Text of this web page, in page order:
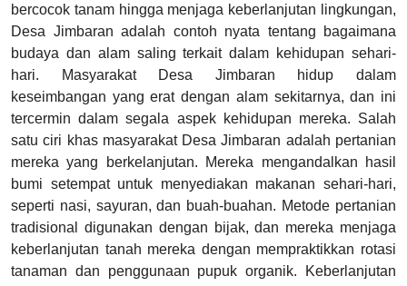
bercocok tanam hingga menjaga keberlanjutan lingkungan,
Desa Jimbaran adalah contoh nyata tentang bagaimana
budaya dan alam saling terkait dalam kehidupan sehari-
hari. Masyarakat Desa Jimbaran hidup dalam
keseimbangan yang erat dengan alam sekitarnya, dan ini
tercermin dalam segala aspek kehidupan mereka. Salah
satu ciri khas masyarakat Desa Jimbaran adalah pertanian
mereka yang berkelanjutan. Mereka mengandalkan hasil
bumi setempat untuk menyediakan makanan sehari-hari,
seperti nasi, sayuran, dan buah-buahan. Metode pertanian
tradisional digunakan dengan bijak, dan mereka menjaga
keberlanjutan tanah mereka dengan mempraktikkan rotasi
tanaman dan penggunaan pupuk organik. Keberlanjutan